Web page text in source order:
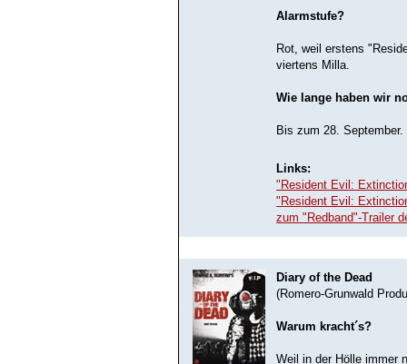
Alarmstufe?
Rot, weil erstens
viertens Milla.
Wie lange haben wir
Bis zum 28. September.
Links:
"Resident Evil:
"Resident Evil:
zum "Redband"-Trailer
Diary of the Dead
(Romero-Grunwald
Warum kracht´s?
Weil in der Hölle immer